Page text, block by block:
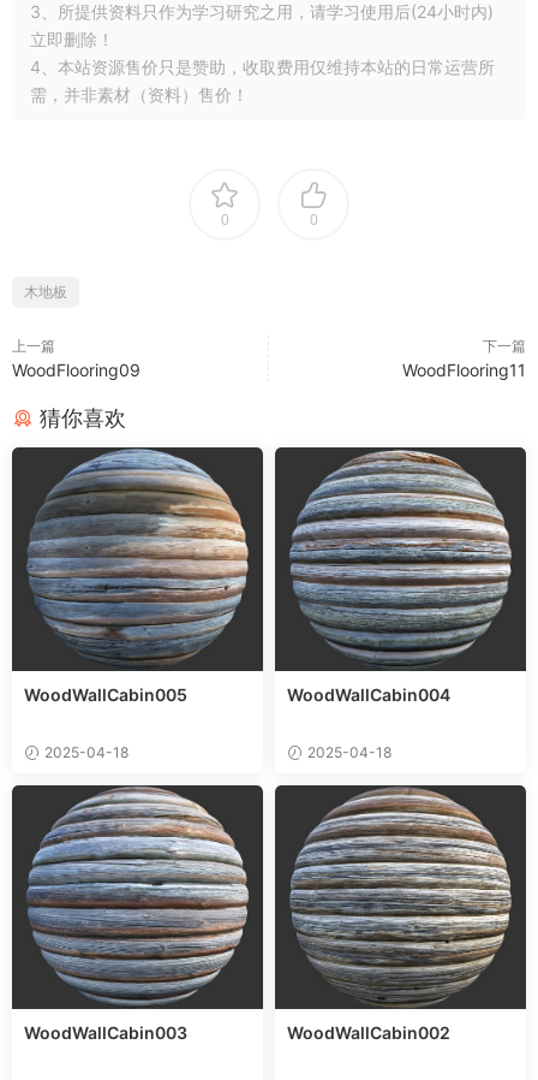
3、所提供资料只作为学习研究之用，请学习使用后(24小时内)
立即删除！
4、本站资源售价只是赞助，收取费用仅维持本站的日常运营所
需，并非素材（资料）售价！
0 0
木地板
上一篇
WoodFlooring09
下一篇
WoodFlooring11
猜你喜欢
WoodWallCabin005
2025-04-18
WoodWallCabin004
2025-04-18
WoodWallCabin003 WoodWallCabin002